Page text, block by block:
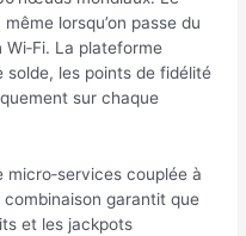
lorsqu’on passe du
La plateforme
solde, les points de fidélité
sur chaque
couplée à
garantit que
et les jackpots